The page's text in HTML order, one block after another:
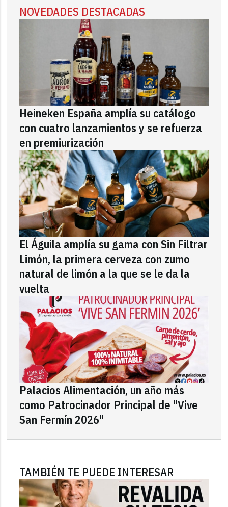
NOVEDADES DESTACADAS
Heineken España amplía su catálogo
con cuatro lanzamientos y se refuerza
en premiurización
El Águila amplía su gama con Sin Filtrar
Limón, la primera cerveza con zumo
natural de limón a la que se le da la
vuelta
Palacios Alimentación, un año más
como Patrocinador Principal de "Vive
San Fermín 2026"
TAMBIÉN TE PUEDE INTERESAR